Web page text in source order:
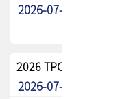
2026-07-22
2026 TPCA中南區會員
2026-07-08